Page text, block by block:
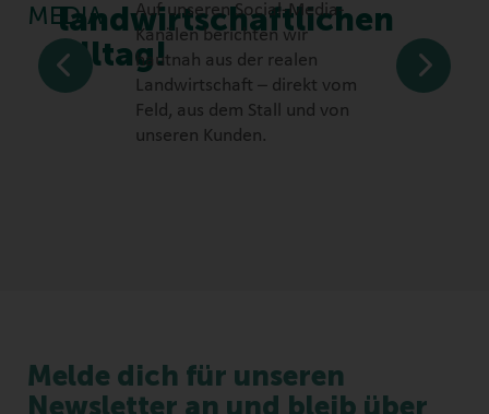
MEDIA
landwirtschaftlichen
Alltag!
Auf unseren Social-Media-
Kanälen berichten wir
hautnah aus der realen
Landwirtschaft – direkt vom
Feld, aus dem Stall und von
unseren Kunden.
Melde dich für unseren
Newsletter an und bleib über